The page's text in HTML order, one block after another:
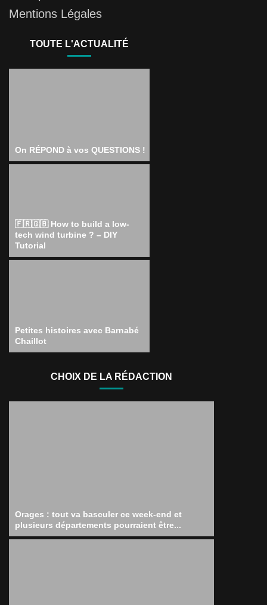
Mentions Légales
TOUTE L'ACTUALITÉ
On RÉPOND à vos QUESTIONS !
🇫🇷🇬🇧 How to build a low-
tech wind turbine ? – DIY
Tutorial
Petites histoires avec Barnabé
Chaillot
CHOIX DE LA RÉDACTION
Orages : tout va basculer ce week-end et
plusieurs départements pourraient être...